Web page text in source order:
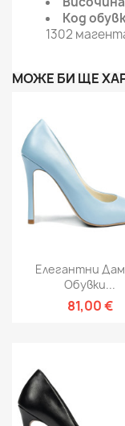
Код
1302
МОЖЕ БИ ЩЕ
Елегантни
Обувки...
81,00 €